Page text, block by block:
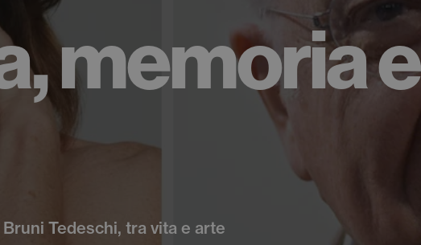
memoria e
Tedeschi, tra vita e arte